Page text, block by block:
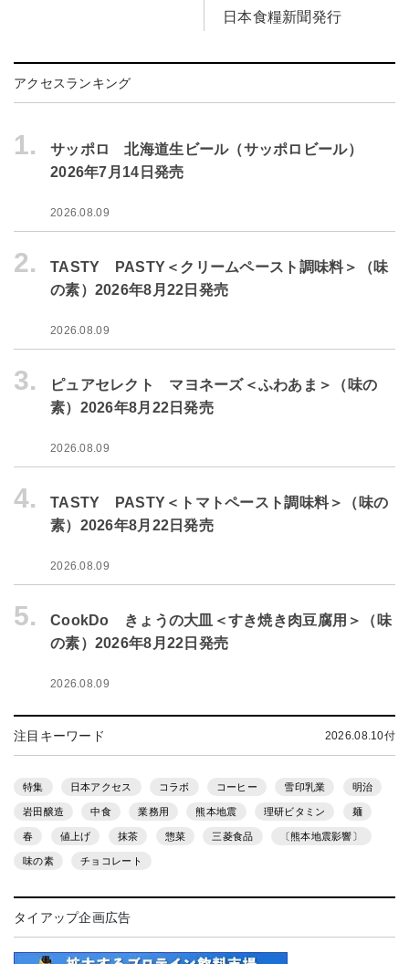
日本食糧新聞発行
アクセスランキング
1.
サッポロ 北海道生ビール（サッポロビール）
2026年7月14日発売
2026.08.09
2.
TASTY PASTY＜クリームペースト調味料＞（味
の素）2026年8月22日発売
2026.08.09
3.
ピュアセレクト マヨネーズ＜ふわあま＞（味の
素）2026年8月22日発売
2026.08.09
4.
TASTY PASTY＜トマトペースト調味料＞（味の
素）2026年8月22日発売
2026.08.09
5.
CookDo きょうの大皿＜すき焼き肉豆腐用＞（味
の素）2026年8月22日発売
2026.08.09
注目キーワード 2026.08.10付
特集 日本アクセス コラボ コーヒー 雪印乳業 明治
岩田醸造 中食 業務用 熊本地震 理研ビタミン 麺
春 値上げ 抹茶 惣菜 三菱食品 〔熊本地震影響〕
味の素 チョコレート
タイアップ企画広告